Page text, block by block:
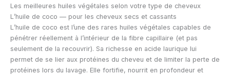
Les meilleures huiles végétales selon votre type de cheveux
L’huile de coco — pour les cheveux secs et cassants
L’huile de coco est l’une des rares huiles végétales capables de
pénétrer réellement à l’intérieur de la fibre capillaire (et pas
seulement de la recouvrir). Sa richesse en acide laurique lui
permet de se lier aux protéines du cheveu et de limiter la perte de
protéines lors du lavage. Elle fortifie, nourrit en profondeur et